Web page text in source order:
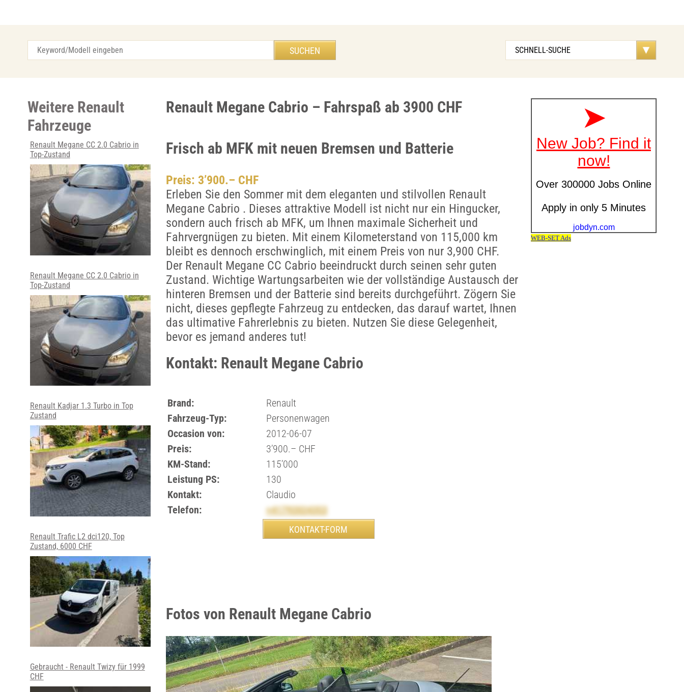
Renault Megane Cabrio – Fahrspaß ab 3900 CHF
Frisch ab MFK mit neuen Bremsen und Batterie
Preis: 3’900.– CHF
Erleben Sie den Sommer mit dem eleganten und stilvollen Renault
Megane Cabrio . Dieses attraktive Modell ist nicht nur ein Hingucker,
sondern auch frisch ab MFK, um Ihnen maximale Sicherheit und
Fahrvergnügen zu bieten. Mit einem Kilometerstand von 115,000 km
bleibt es dennoch erschwinglich, mit einem Preis von nur 3,900 CHF.
Der Renault Megane CC Cabrio beeindruckt durch seinen sehr guten
Zustand. Wichtige Wartungsarbeiten wie der vollständige Austausch der
hinteren Bremsen und der Batterie sind bereits durchgeführt. Zögern Sie
nicht, dieses gepflegte Fahrzeug zu entdecken, das darauf wartet, Ihnen
das ultimative Fahrerlebnis zu bieten. Nutzen Sie diese Gelegenheit,
bevor es jemand anderes tut!
Kontakt: Renault Megane Cabrio
Brand:
Renault
Fahrzeug-Typ:
Personenwagen
Occasion von:
2012-06-07
Preis:
3’900.– CHF
KM-Stand:
115’000
Leistung PS:
130
Kontakt:
Claudio
Telefon:
+41792024353
Fotos von Renault Megane Cabrio
Weitere Renault
Fahrzeuge
Renault Megane CC 2.0 Cabrio in
Top-Zustand
Renault Megane CC 2.0 Cabrio in
Top-Zustand
Renault Kadjar 1.3 Turbo in Top
Zustand
Renault Trafic L2 dci120, Top
Zustand, 6000 CHF
Gebraucht - Renault Twizy für 1999
CHF